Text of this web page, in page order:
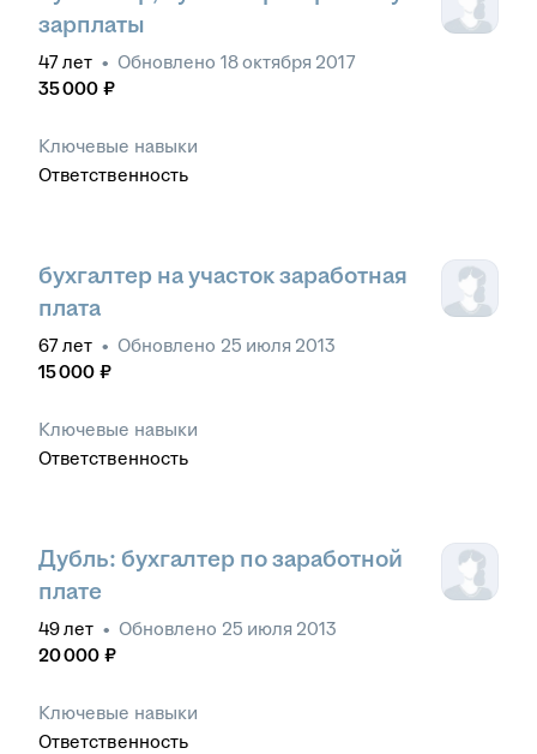
зарплаты
47лет • Обновлено 18 октября 2017
35 000 ₽
Ключевые навыки
Ответственность
бухгалтер на участок заработная
плата
67лет • Обновлено 25 июля 2013
15 000 ₽
Ключевые навыки
Ответственность
Дубль: бухгалтер по заработной
плате
49лет • Обновлено 25 июля 2013
20 000 ₽
Ключевые навыки
Ответственность